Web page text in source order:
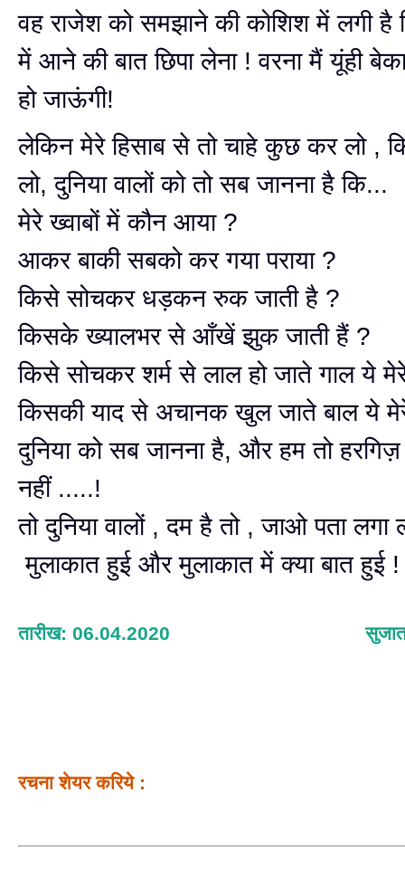
वह राजेश को समझाने की कोशिश में लगी है
में आने की बात छिपा लेना ! वरना मैं यूंही
हो जाऊंगी!
लेकिन मेरे हिसाब से तो चाहे कुछ कर लो ,
लो, दुनिया वालों को तो सब जानना है कि...
मेरे ख्वाबों में कौन आया ?
आकर बाकी सबको कर गया पराया ?
किसे सोचकर धड़कन रुक जाती है ?
किसके ख्यालभर से आँखें झुक जाती हैं ?
किसे सोचकर शर्म से लाल हो जाते गाल ये
किसकी याद से अचानक खुल जाते बाल ये
दुनिया को सब जानना है, और हम तो
नहीं .....!
तो दुनिया वालों , दम है तो , जाओ पता
मुलाकात हुई और मुलाकात में क्या बात हुई !
तारीख: 06.04.2020
रचना शेयर करिये :